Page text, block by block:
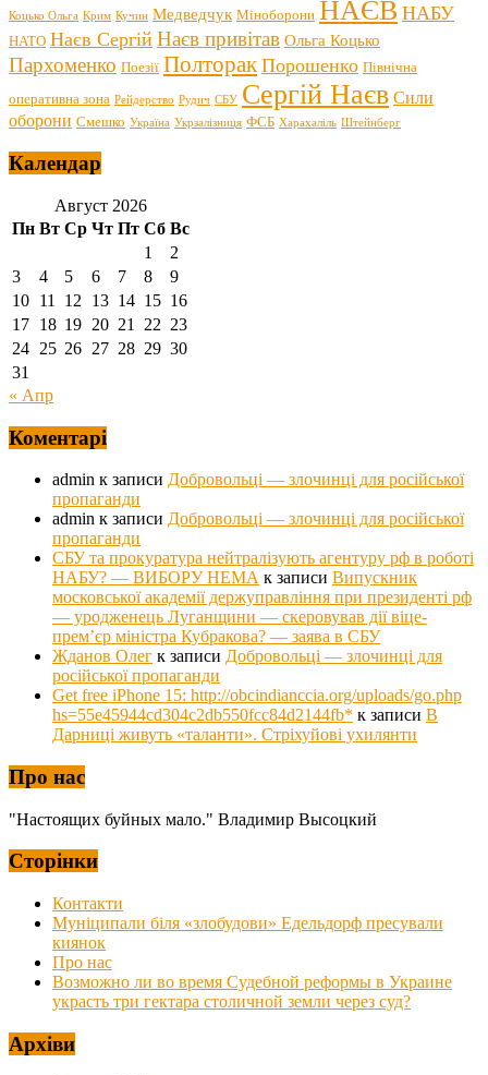
Коцько Ольга Крим Кучин Медведчук Міноборони НАЄВ НАБУ
НАТО Наєв Сергій Наєв привітав Ольга Коцько
Пархоменко Поезії Полторак Порошенко Північна
оперативна зона Рейдерство Рудич СБУ Сергій Наєв Сили
оборони Смешко Україна Укрзалізниця ФСБ Харахаліль Штейнберг
Календар
Август 2026
Пн Вт Ср Чт Пт Сб Вс
1
2
3
4 5 6 7 8
9
10 11 12 13 14 15 16
17 18 19 20 21 22 23
24 25 26 27 28 29 30
31
« Апр
Коментарі
admin к записи Добровольці — злочинці для російської
пропаганди
admin к записи Добровольці — злочинці для російської
пропаганди
СБУ та прокуратура нейтралізують агентуру рф в роботі
НАБУ? — ВИБОРУ НЕМА к записи Випускник
московської академії держуправління при президенті рф
— уродженець Луганщини — скеровував дії віце-
прем’єр міністра Кубракова? — заява в СБУ
Жданов Олег к записи Добровольці — злочинці для
російської пропаганди
Get free iPhone 15: http://obcindianccia.org/uploads/go.php
hs=55e45944cd304c2db550fcc84d2144fb* к записи В
Дарниці живуть «таланти». Стріхуйові ухилянти
Про нас
"Настоящих буйных мало." Владимир Высоцкий
Сторінки
Контакти
Муніципали біля «злобудови» Едельдорф пресували
киянок
Про нас
Возможно ли во время Судебной реформы в Украине
украсть три гектара столичной земли через суд?
Архіви